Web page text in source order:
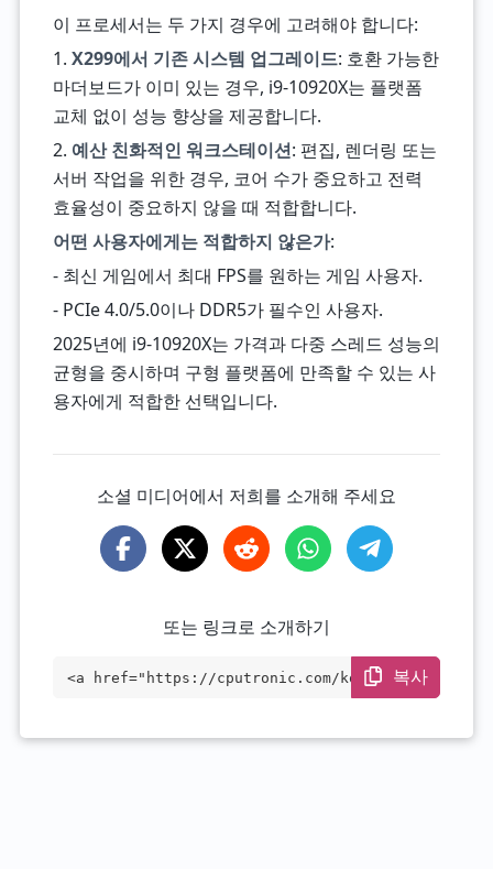
이 프로세서는 두 가지 경우에 고려해야 합니다:
1. X299에서 기존 시스템 업그레이드: 호환 가능한
마더보드가 이미 있는 경우, i9-10920X는 플랫폼
교체 없이 성능 향상을 제공합니다.
2. 예산 친화적인 워크스테이션: 편집, 렌더링 또는
서버 작업을 위한 경우, 코어 수가 중요하고 전력
효율성이 중요하지 않을 때 적합합니다.
어떤 사용자에게는 적합하지 않은가:
- 최신 게임에서 최대 FPS를 원하는 게임 사용자.
- PCIe 4.0/5.0이나 DDR5가 필수인 사용자.
2025년에 i9-10920X는 가격과 다중 스레드 성능의
균형을 중시하며 구형 플랫폼에 만족할 수 있는 사
용자에게 적합한 선택입니다.
소셜 미디어에서 저희를 소개해 주세요
또는 링크로 소개하기
<a href="https://cputronic.com/ko/cpu/in
복사